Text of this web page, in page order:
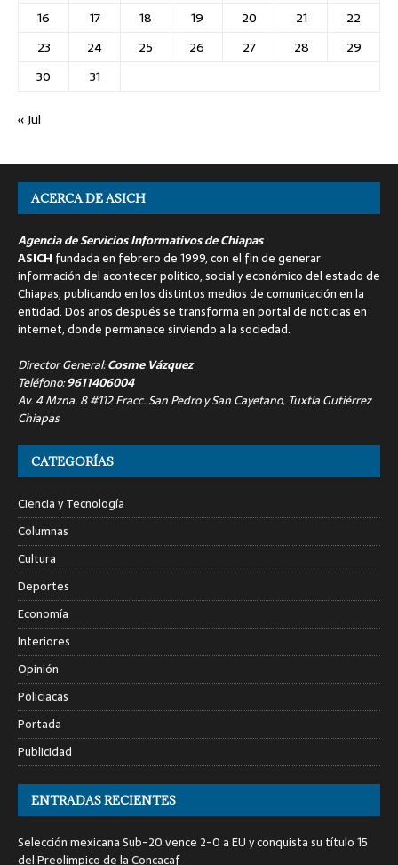
16
17 18 19 20 21
22
23
24 25 26 27 28
29
30
31
« Jul
ACERCA DE ASICH
Agencia de Servicios Informativos de Chiapas
ASICH fundada en febrero de 1999, con el fin de generar
información del acontecer político, social y económico del estado de
Chiapas, publicando en los distintos medios de comunicación en la
entidad. Dos años después se transforma en portal de noticias en
internet, donde permanece sirviendo a la sociedad.
Director General:Cosme Vázquez
Teléfono:9611406004
Av. 4 Mzna. 8 #112 Fracc. San Pedro y San Cayetano, Tuxtla Gutiérrez
Chiapas
CATEGORÍAS
Ciencia y Tecnología
Columnas
Cultura
Deportes
Economía
Interiores
Opinión
Policiacas
Portada
Publicidad
ENTRADAS RECIENTES
Selección mexicana Sub-20 vence 2-0 a EU y conquista su título 15
del Preolímpico de la Concacaf